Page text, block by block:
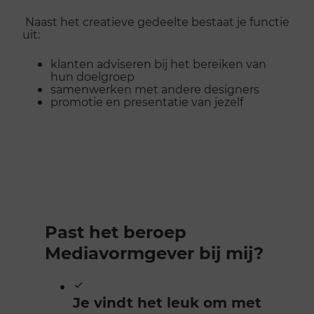
Naast het creatieve gedeelte bestaat je functie
uit:
klanten adviseren bij het bereiken van
hun doelgroep
samenwerken met andere designers
promotie en presentatie van jezelf
Past het beroep
Mediavormgever bij mij?
Je vindt het leuk om met